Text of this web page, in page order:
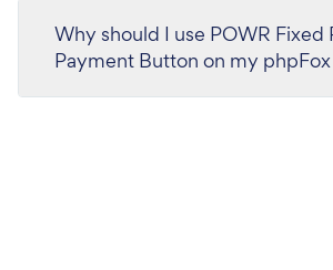
Why should I use POWR Fixed
Payment Button on my phpFox